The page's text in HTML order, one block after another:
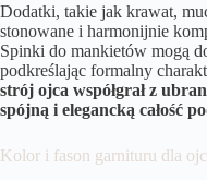
Dodatki, takie jak krawat,
stonowane i harmonijnie
Spinki do mankietów mogą
podkreślając formalny
strój ojca współgrał z
spójną i elegancką całość
Kolor i fason garnituru dla